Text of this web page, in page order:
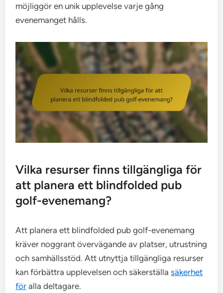
möjliggör en unik upplevelse varje gång
evenemanget hålls.
Vilka resurser finns tillgängliga för
att planera ett blindfolded pub
golf-evenemang?
Att planera ett blindfolded pub golf-evenemang
kräver noggrant övervägande av platser, utrustning
och samhällsstöd. Att utnyttja tillgängliga resurser
kan förbättra upplevelsen och säkerställasäkerhet
för alla deltagare.